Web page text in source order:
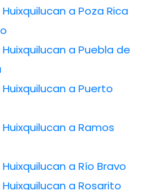
a Poza Rica
a Puebla de
a Puerto
a Ramos
a Río Bravo
a Rosarito